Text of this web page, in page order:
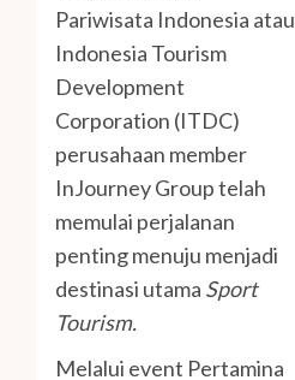
Pariwisata Indonesia atau
Indonesia Tourism
Development
Corporation (ITDC)
perusahaan member
InJourney Group telah
memulai perjalanan
penting menuju menjadi
destinasi utama Sport
Tourism.
Melalui event Pertamina